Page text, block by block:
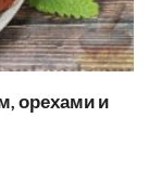
орехами и